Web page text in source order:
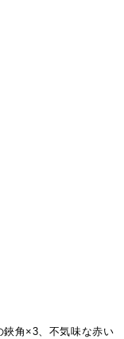
角×3、不気味な赤い